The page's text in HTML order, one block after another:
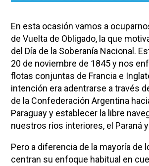
En esta ocasión vamos a
de Vuelta de Obligado, la que
del Día de la Soberanía Nacional.
20 de noviembre de 1845 y nos
flotas conjuntas de Francia e
intención era adentrarse a través
de la Confederación Argentina
Paraguay y establecer la libre
nuestros ríos interiores, el Paraná
Pero a diferencia de la mayoría de
centran su enfoque habitual en